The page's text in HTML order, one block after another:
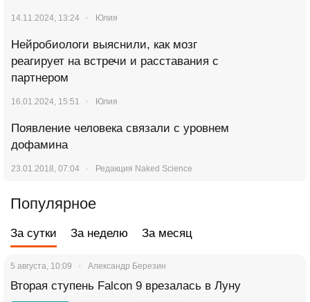
14.11.2024, 13:24 Юлия
Нейробиологи выяснили, как мозг
реагирует на встречи и расставания с
партнером
16.01.2024, 15:51 Юлия
Появление человека связали с уровнем
дофамина
23.01.2018, 07:04 Редакция Naked Science
Популярное
За сутки За неделю За месяц
5 августа, 10:09 Александр Березин
Вторая ступень Falcon 9 врезалась в Луну